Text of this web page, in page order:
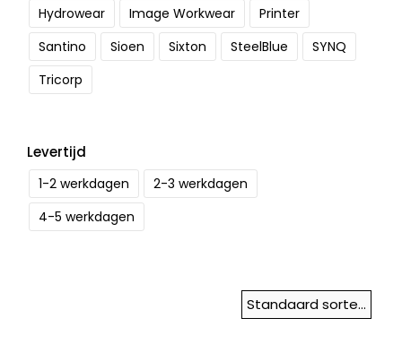
Hydrowear
Image Workwear
Printer
Santino
Sioen Sixton SteelBlue
SYNQ
Tricorp
Levertijd
1-2 werkdagen
2-3 werkdagen
4-5 werkdagen